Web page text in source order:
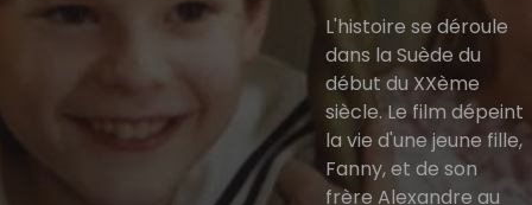
L'histoire se déroule
dans la Suède du
début du XXème
siècle. Le film dépeint
la vie d'une jeune fille,
Fanny, et de son
frère Alexandre au